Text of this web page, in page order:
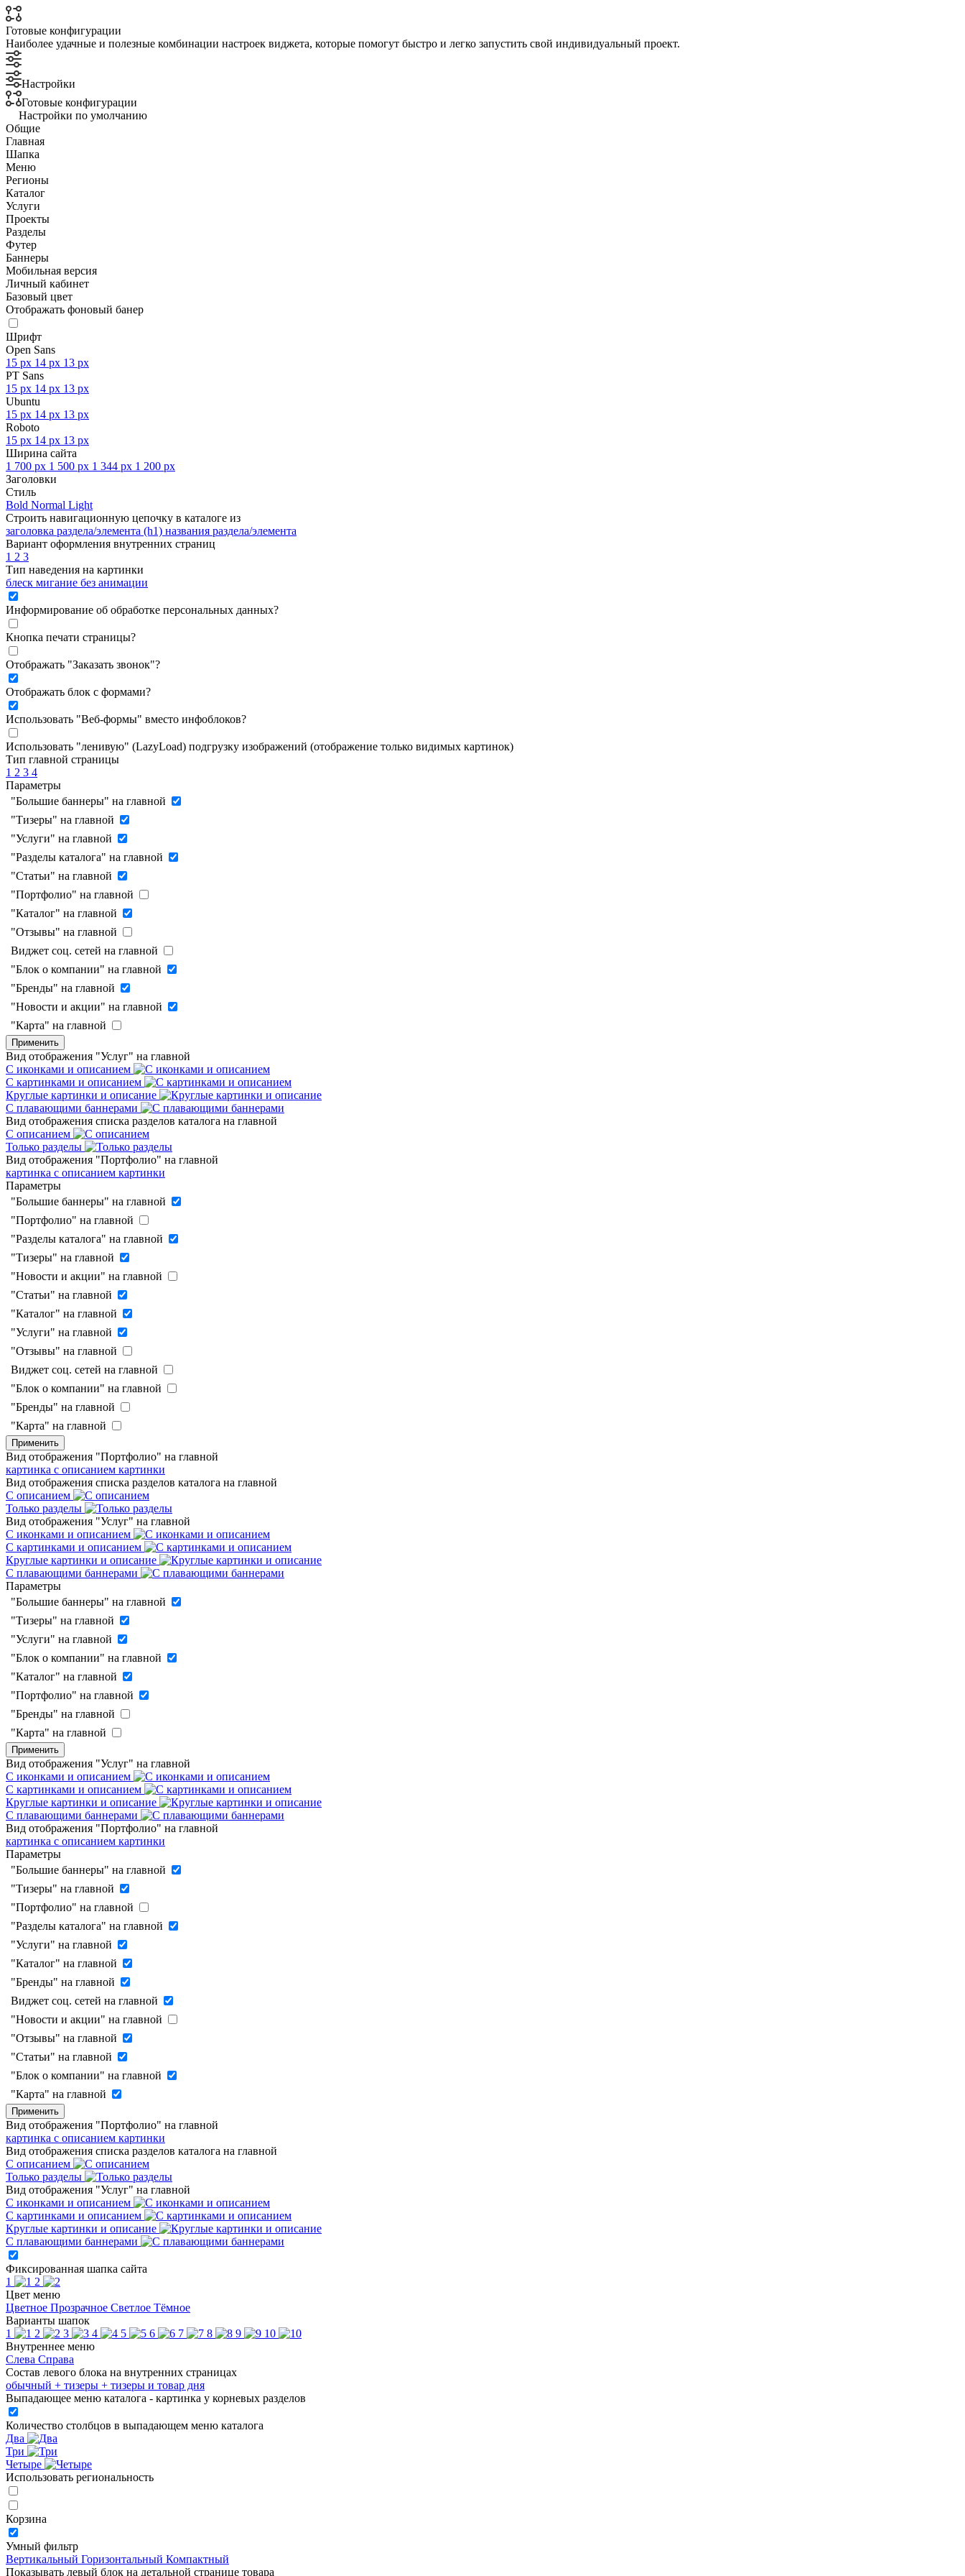
Готовые конфигурации
Наиболее удачные и полезные комбинации настроек виджета, которые помогут быстро и легко запустить свой индивидуальный проект.
Настройки
Готовые конфигурации
Настройки по умолчанию
Общие
Главная
Шапка
Меню
Регионы
Каталог
Услуги
Проекты
Разделы
Футер
Баннеры
Мобильная версия
Личный кабинет
Базовый цвет
Отображать фоновый банер
Шрифт
Open Sans
15 px 14 px 13 px
PT Sans
15 px 14 px 13 px
Ubuntu
15 px 14 px 13 px
Roboto
15 px 14 px 13 px
Ширина сайта
1 700 px 1 500 px 1 344 px 1 200 px
Заголовки
Стиль
Bold Normal Light
Строить навигационную цепочку в каталоге из
заголовка раздела/элемента (h1) названия раздела/элемента
Вариант оформления внутренних страниц
1 2 3
Тип наведения на картинки
блеск мигание без анимации
Информирование об обработке персональных данных?
Кнопка печати страницы?
Отображать "Заказать звонок"?
Отображать блок с формами?
Использовать "Веб-формы" вместо инфоблоков?
Использовать "ленивую" (LazyLoad) подгрузку изображений (отображение только видимых картинок)
Тип главной страницы
1 2 3 4
Параметры
"Большие баннеры" на главной
"Тизеры" на главной
"Услуги" на главной
"Разделы каталога" на главной
"Статьи" на главной
"Портфолио" на главной
"Каталог" на главной
"Отзывы" на главной
Виджет соц. сетей на главной
"Блок о компании" на главной
"Бренды" на главной
"Новости и акции" на главной
"Карта" на главной
Применить
Вид отображения "Услуг" на главной
С иконками и описанием
С картинками и описанием
Круглые картинки и описание
С плавающими баннерами
Вид отображения списка разделов каталога на главной
С описанием
Только разделы
Вид отображения "Портфолио" на главной
картинка с описанием картинки
Параметры
"Большие баннеры" на главной
"Портфолио" на главной
"Разделы каталога" на главной
"Тизеры" на главной
"Новости и акции" на главной
"Статьи" на главной
"Каталог" на главной
"Услуги" на главной
"Отзывы" на главной
Виджет соц. сетей на главной
"Блок о компании" на главной
"Бренды" на главной
"Карта" на главной
Применить
Вид отображения "Портфолио" на главной
картинка с описанием картинки
Вид отображения списка разделов каталога на главной
С описанием
Только разделы
Вид отображения "Услуг" на главной
С иконками и описанием
С картинками и описанием
Круглые картинки и описание
С плавающими баннерами
Параметры
"Большие баннеры" на главной
"Тизеры" на главной
"Услуги" на главной
"Блок о компании" на главной
"Каталог" на главной
"Портфолио" на главной
"Бренды" на главной
"Карта" на главной
Применить
Вид отображения "Услуг" на главной
С иконками и описанием
С картинками и описанием
Круглые картинки и описание
С плавающими баннерами
Вид отображения "Портфолио" на главной
картинка с описанием картинки
Параметры
"Большие баннеры" на главной
"Тизеры" на главной
"Портфолио" на главной
"Разделы каталога" на главной
"Услуги" на главной
"Каталог" на главной
"Бренды" на главной
Виджет соц. сетей на главной
"Новости и акции" на главной
"Отзывы" на главной
"Статьи" на главной
"Блок о компании" на главной
"Карта" на главной
Применить
Вид отображения "Портфолио" на главной
картинка с описанием картинки
Вид отображения списка разделов каталога на главной
С описанием
Только разделы
Вид отображения "Услуг" на главной
С иконками и описанием
С картинками и описанием
Круглые картинки и описание
С плавающими баннерами
Фиксированная шапка сайта
1
2
Цвет меню
Цветное Прозрачное Светлое Тёмное
Варианты шапок
1
2 3 4 5 6 7 8 9
10
Внутреннее меню
Слева Справа
Состав левого блока на внутренних страницах
обычный + тизеры + тизеры и товар дня
Выпадающее меню каталога - картинка у корневых разделов
Количество столбцов в выпадающем меню каталога
Два
Три
Четыре
Использовать региональность
Корзина
Умный фильтр
Вертикальный Горизонтальный Компактный
Показывать левый блок на детальной странице товара